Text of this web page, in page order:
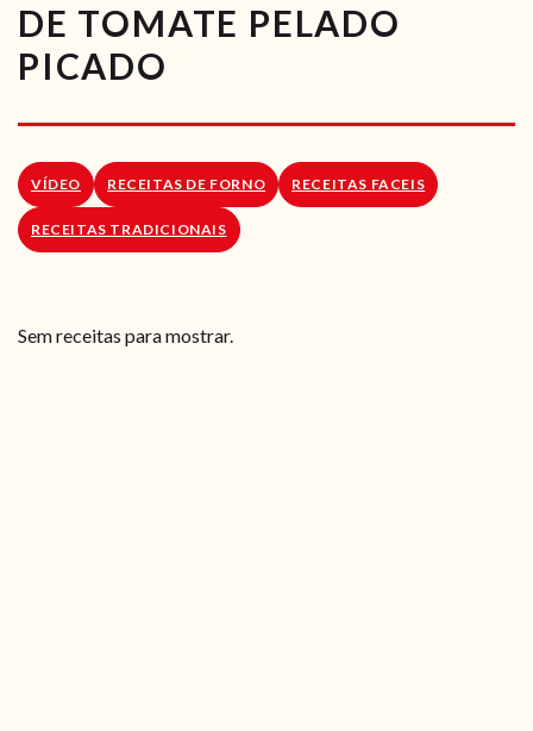
VÍDEOS
LOJA ONLINE
DE TOMATE PELADO
PICADO
VÍDEO RECEITAS DE FORNO RECEITAS FACEIS
RECEITAS TRADICIONAIS
Sem receitas para mostrar.